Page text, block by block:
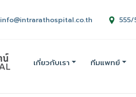
info@intrarathospital.co.th 555/
เกี่ยวกับเรา ทีมแพทย์